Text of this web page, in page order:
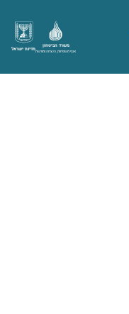
מדינת ישראל
משרד הביטחון
אגף משפחות, הנצחה ומורשת